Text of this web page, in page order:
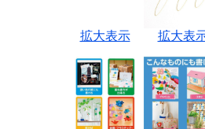
拡大表示 拡大表